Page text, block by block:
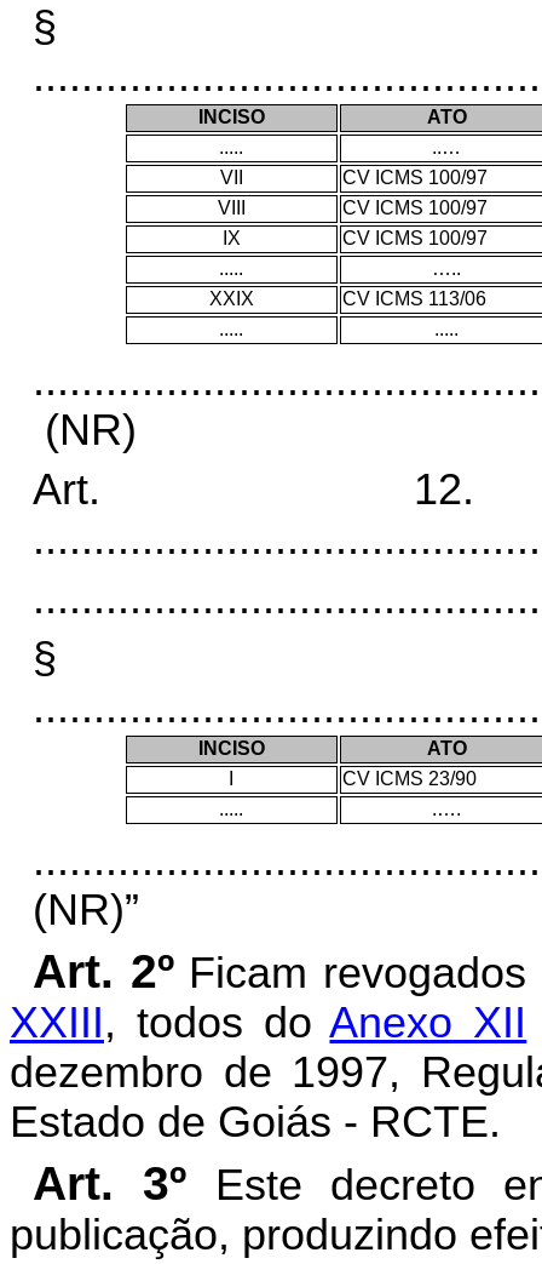
§
INCISO
ATO
.....
..…
VII
CV ICMS 100/97
VIII
CV ICMS 100/97
IX
CV ICMS 100/97
.....
…..
XXIX
CV ICMS 113/06
.....
.....
(NR)
Art.
§
INCISO
ATO
CV ICMS 23/90
.....
.….
(NR)”
Art. 2ºFicam
XXIII, todos doAnexo XII
dezembro de 1997,
Estado de Goiás - RCTE.
Art. 3º
Este decreto
publicação, produzindo